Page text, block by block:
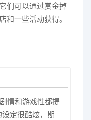
们可以通过赏金掉
和一些活动获得。
情和游戏性都提
定很酷炫，期